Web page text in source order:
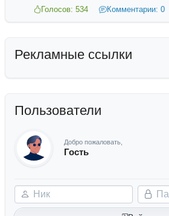
Голосов: 534 Комментарии: 0
Рекламные ссылки
Пользователи
Добро пожаловать,
Гость
Ник Пароль